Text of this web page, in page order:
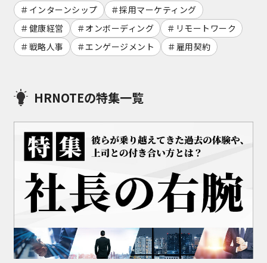
インターンシップ
採用マーケティング
健康経営
オンボーディング
リモートワーク
戦略人事
エンゲージメント 雇用契約
HRNOTEの特集一覧